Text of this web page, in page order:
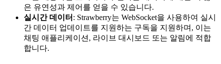
은 유연성과 제어를 얻을 수 있습니다.
실시간 데이터 : Strawberry는 WebSocket을 사용하여 실시
간 데이터 업데이트를 지원하는 구독을 지원하며, 이는
채팅 애플리케이션, 라이브 대시보드 또는 알림에 적합
합니다.